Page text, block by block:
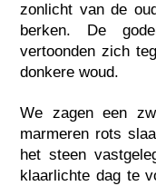
zonlicht van de
berken. De
vertoonden zich
donkere woud.
We zagen een
marmeren rots
het steen
klaarlichte dag te